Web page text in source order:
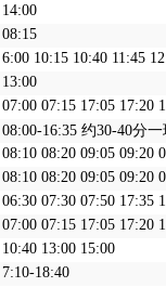
14:00
08:15
6:00 10:15 10:40 11:45
13:00
07:00 07:15 17:05 17:20
08:00-16:35 约30-40分
08:10 08:20 09:05 09:20
08:10 08:20 09:05 09:20
06:30 07:30 07:50 17:35
07:00 07:15 17:05 17:20
10:40 13:00 15:00
7:10-18:40